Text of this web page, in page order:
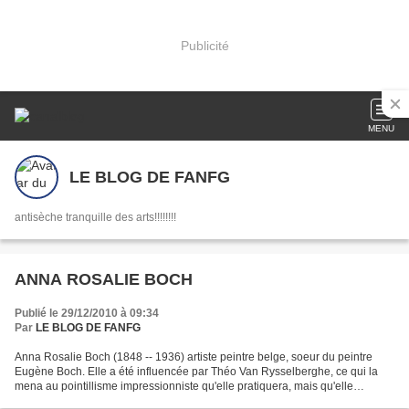
Publicité
MENU
LE BLOG DE FANFG
antisèche tranquille des arts!!!!!!!!
ANNA ROSALIE BOCH
Publié le 29/12/2010 à 09:34
Par LE BLOG DE FANFG
Anna Rosalie Boch (1848 -- 1936) artiste peintre belge, soeur du peintre
Eugène Boch. Elle a été influencée par Théo Van Rysselberghe, ce qui la
mena au pointillisme impressionniste qu'elle pratiquera, mais qu'elle